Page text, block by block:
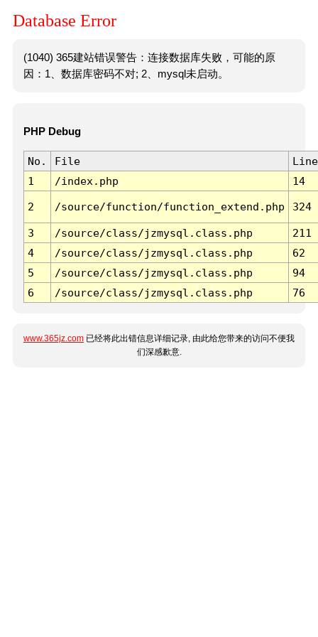
Database Error
(1040) 365建站错误警告：连接数据库失败，可能的原
因：1、数据库密码不对; 2、mysql未启动。
PHP Debug
No. File
Line
1
/index.php 14
2 /source/function/function_extend.php 324
3 /source/class/jzmysql.class.php
211
4
/source/class/jzmysql.class.php
62
5
/source/class/jzmysql.class.php
94
6
/source/class/jzmysql.class.php 76
www.365jz.com 已经将此出错信息详细记录, 由此给您带来的访问不便我
们深感歉意.